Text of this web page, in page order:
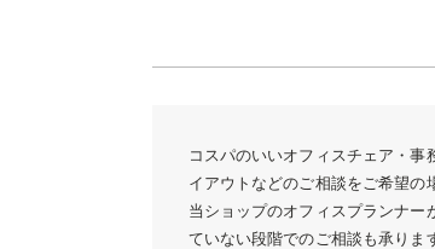
コスパのいいオフィスチェア・
イアウトなどのご相談をご希望の
当ショップのオフィスプランナー
ていない段階でのご相談も承りま